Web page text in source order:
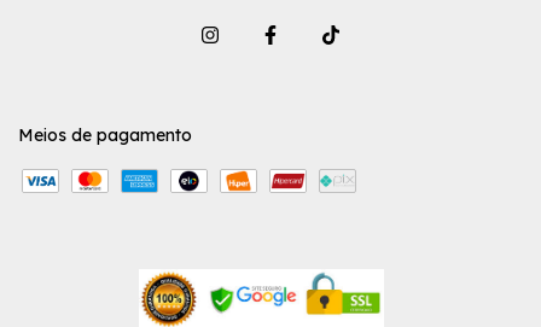
Meios de pagamento